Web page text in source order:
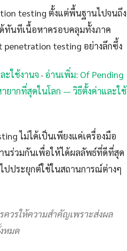
testing ตั้งแต่พื้นฐานไปจนถึง
ทันทีเนื้อหาครอบคลุมทั้งภาค
testing อย่างลึกซึ้ง
ะใช้งานจ · อ่านเพิ่ม: Of Pending
ยากที่สุดในโลก — วิธีตั้งค่าและใช้
ไม่ได้เป็นเพียงแค่เครื่องมือ
นร่วมกันเพื่อให้ได้ผลลัพธ์ที่ดีที่สุด
ปประยุกต์ใช้ในสถานการณ์ต่างๆ
วรให้ความสำคัญเพราะส่งผล
หมด